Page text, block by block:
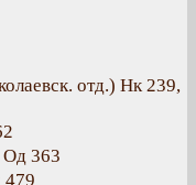
отд.) Нк 239,
Од 363
479